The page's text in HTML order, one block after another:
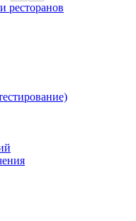
ресторанов